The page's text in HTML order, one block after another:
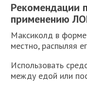
Рекомендации
применению
Максиколд в
местно, распыляя
Использовать
между едой или